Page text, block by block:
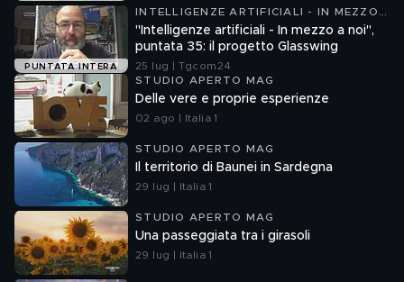
PUNTATA INTERA
INTELLIGENZE ARTIFICIALI - IN MEZZO
A NOI
"Intelligenze artificiali - In mezzo a noi",
puntata 35: il progetto Glasswing
25 lug | Tgcom24
STUDIO APERTO MAG
Delle vere e proprie esperienze
02 ago | Italia 1
STUDIO APERTO MAG
Il territorio di Baunei in Sardegna
29 lug | Italia 1
STUDIO APERTO MAG
Una passeggiata tra i girasoli
29 lug | Italia 1